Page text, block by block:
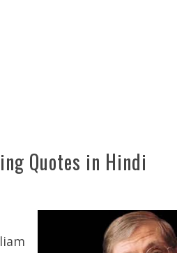
Quotes in Hindi